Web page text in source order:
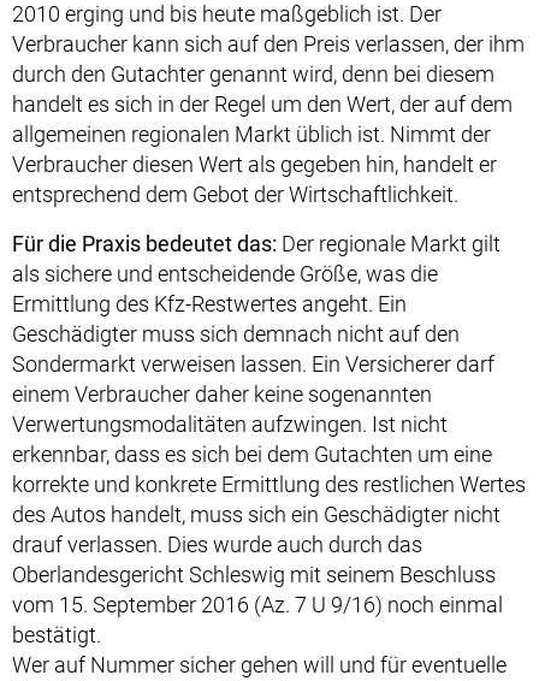
2010 erging und bis heute maßgeblich ist. Der
Verbraucher kann sich auf den Preis verlassen, der ihm
durch den Gutachter genannt wird, denn bei diesem
handelt es sich in der Regel um den Wert, der auf dem
allgemeinen regionalen Markt üblich ist. Nimmt der
Verbraucher diesen Wert als gegeben hin, handelt er
entsprechend dem Gebot der Wirtschaftlichkeit.
Für die Praxis bedeutet das: Der regionale Markt gilt
als sichere und entscheidende Größe, was die
Ermittlung des Kfz-Restwertes angeht. Ein
Geschädigter muss sich demnach nicht auf den
Sondermarkt verweisen lassen. Ein Versicherer darf
einem Verbraucher daher keine sogenannten
Verwertungsmodalitäten aufzwingen. Ist nicht
erkennbar, dass es sich bei dem Gutachten um eine
korrekte und konkrete Ermittlung des restlichen Wertes
des Autos handelt, muss sich ein Geschädigter nicht
drauf verlassen. Dies wurde auch durch das
Oberlandesgericht Schleswig mit seinem Beschluss
vom 15. September 2016 (Az. 7 U 9/16) noch einmal
bestätigt.
Wer auf Nummer sicher gehen will und für eventuelle